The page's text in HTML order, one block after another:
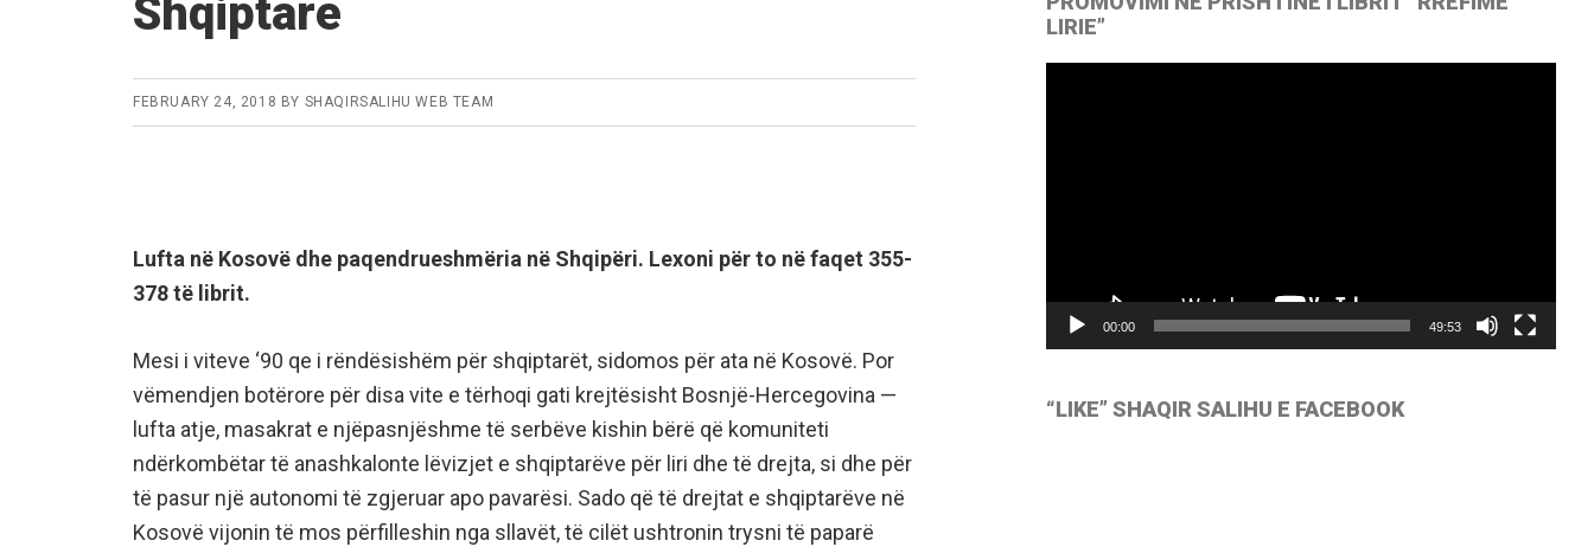
Shqiptare
FEBRUARY 24, 2018 BY SHAQIRSALIHU WEB TEAM
Lufta në Kosovë dhe paqendrueshmëria në Shqipëri. Lexoni për to në faqet 355-
378 të librit.
Mesi i viteve ‘90 qe i rëndësishëm për shqiptarët, sidomos për ata në Kosovë. Por
vëmendjen botërore për disa vite e tërhoqi gati krejtësisht Bosnjë-Hercegovina —
lufta atje, masakrat e njëpasnjëshme të serbëve kishin bërë që komuniteti
ndërkombëtar të anashkalonte lëvizjet e shqiptarëve për liri dhe të drejta, si dhe për
të pasur një autonomi të zgjeruar apo pavarësi. Sado që të drejtat e shqiptarëve në
Kosovë vijonin të mos përfilleshin nga sllavët, të cilët ushtronin trysni të paparë
LIRIE”
00:00 49:53
“LIKE” SHAQIR SALIHU E FACEBOOK